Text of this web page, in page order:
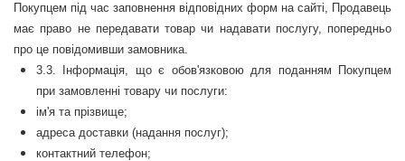
Покупцем під час заповнення відповідних форм на сайті, Продавець
має право не передавати товар чи надавати послугу, попередньо
про це повідомивши замовника.
3.3. Інформація, що є обов'язковою для поданням Покупцем
при замовленні товару чи послуги:
ім'я та прізвище;
адреса доставки (надання послуг);
контактний телефон;